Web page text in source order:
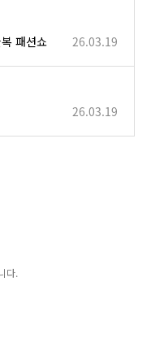
패션쇼
26.03.19
26.03.19
다.